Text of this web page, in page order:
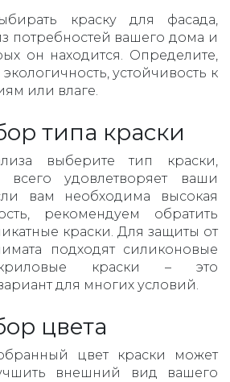
краску для фасада,
потребностей вашего дома и
он находится. Определите,
устойчивость к
или влаге.
типа краски
выберите тип краски,
удовлетворяет ваши
вам необходима высокая
рекомендуем обратить
краски. Для защиты от
подходят силиконовые
краски – это
для многих условий.
цвета
цвет краски может
внешний вид вашего